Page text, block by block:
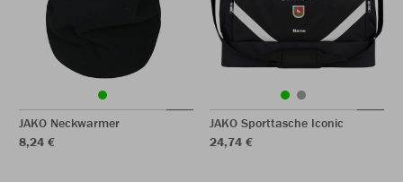
JAKO Neckwarmer
8,24 €
JAKO Sporttasche Iconic
24,74 €